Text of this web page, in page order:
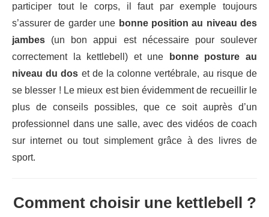
participer tout le corps, il faut par exemple toujours
s’assurer de garder une bonne position au niveau des
jambes (un bon appui est nécessaire pour soulever
correctement la kettlebell) et une
bonne posture au
niveau du dos et de la colonne vertébrale, au risque de
se blesser ! Le mieux est bien évidemment de recueillir le
plus de conseils possibles, que ce soit auprès d’un
professionnel dans une salle, avec des vidéos de coach
sur internet ou tout simplement grâce à des livres de
sport.
Comment choisir une kettlebell ?